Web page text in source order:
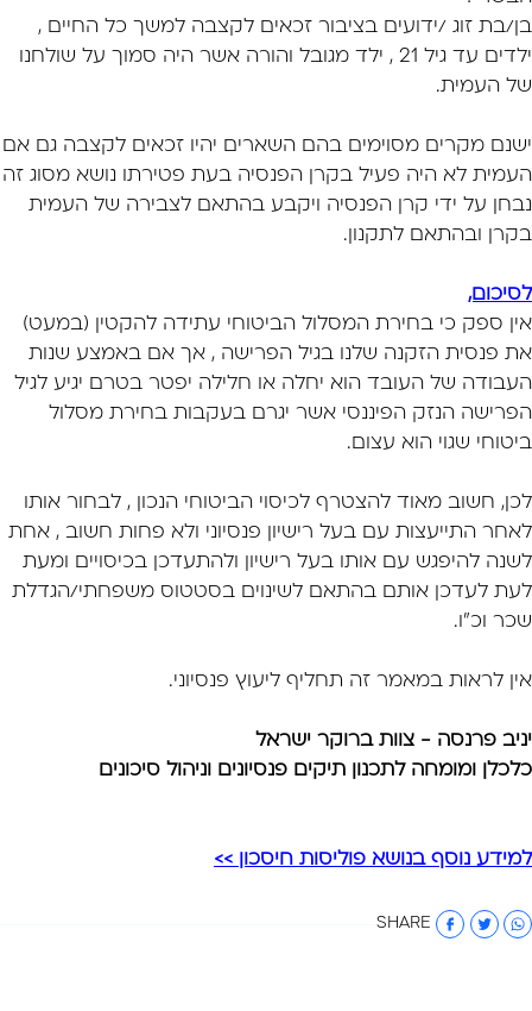
בן/בת זוג /ידועים בציבור זכאים לקצבה למשך כל החיים ,
ילדים עד גיל 21 , ילד מגובל והורה אשר היה סמוך על שולחנו
של העמית.
ישנם מקרים מסוימים בהם השארים יהיו זכאים לקצבה גם אם
העמית לא היה פעיל בקרן הפנסיה בעת פטירתו נושא מסוג זה
נבחן על ידי קרן הפנסיה ויקבע בהתאם לצבירה של העמית
בקרן ובהתאם לתקנון.
לסיכום,
אין ספק כי בחירת המסלול הביטוחי עתידה להקטין (במעט)
את פנסית הזקנה שלנו בגיל הפרישה , אך אם באמצע שנות
העבודה של העובד הוא יחלה או חלילה יפטר בטרם יגיע לגיל
הפרישה הנזק הפיננסי אשר יגרם בעקבות בחירת מסלול
ביטוחי שגוי הוא עצום.
לכן, חשוב מאוד להצטרף לכיסוי הביטוחי הנכון , לבחור אותו
לאחר התייעצות עם בעל רישיון פנסיוני ולא פחות חשוב , אחת
לשנה להיפגש עם אותו בעל רישיון ולהתעדכן בכיסויים ומעת
לעת לעדכן אותם בהתאם לשינוים בסטטוס משפחתי/הגדלת
שכר וכ"ו.
אין לראות במאמר זה תחליף ליעוץ פנסיוני.
יניב פרנסה - צוות ברוקר ישראל
כלכלן ומומחה לתכנון תיקים פנסיונים וניהול סיכונים
למידע נוסף בנושא פוליסות חיסכון >>
SHARE